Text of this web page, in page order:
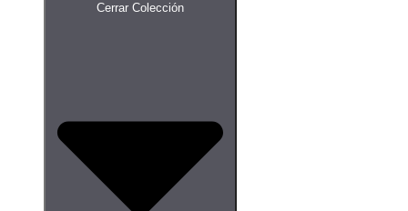
Cerrar Colección